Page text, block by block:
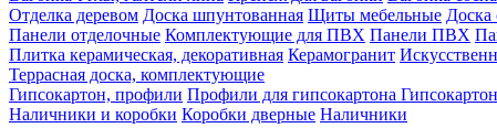
Отделка деревом Доска шпунтованная Щиты мебельные Доска
Панели отделочные Комплектующие для ПВХ Панели ПВХ
Плитка керамическая, декоративная Керамогранит
Террасная доска, комплектующие
Гипсокартон, профили Профили для гипсокартона Гипсокартон
Наличники и коробки Коробки дверные Наличники